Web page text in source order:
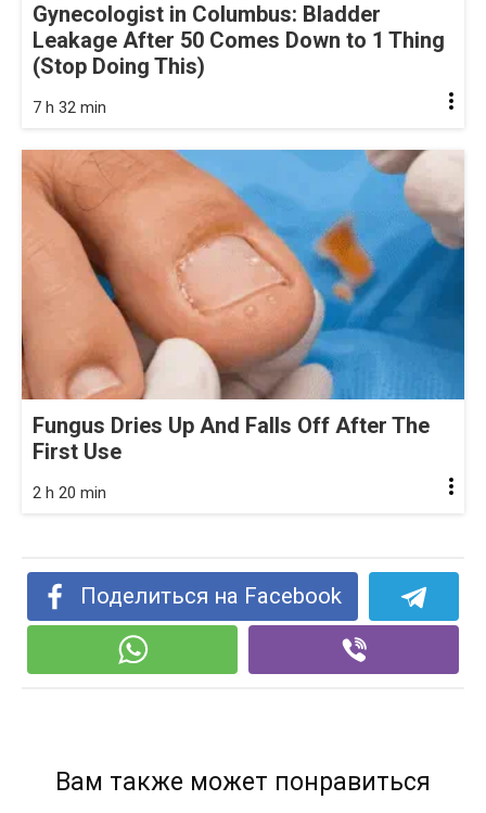
Gynecologist in Columbus: Bladder
Leakage After 50 Comes Down to 1 Thing
(Stop Doing This)
7 h 32 min
Fungus Dries Up And Falls Off After The
First Use
2 h 20 min
Поделиться на Facebook
Вам также может понравиться